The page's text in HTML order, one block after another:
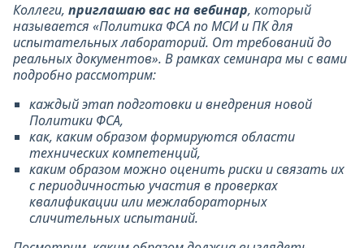
Коллеги, приглашаю вас на вебинар, который
называется «Политика ФСА по МСИ и ПК для
испытательных лабораторий. От требований до
реальных документов». В рамках семинара мы с вами
подробно рассмотрим:
каждый этап подготовки и внедрения новой
Политики ФСА,
как, каким образом формируются области
технических компетенций,
каким образом можно оценить риски и связать их
с периодичностью участия в проверках
квалификации или межлабораторных
сличительных испытаний.